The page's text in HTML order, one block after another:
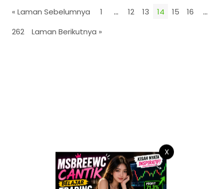
« Laman Sebelumnya 1 … 12 13 14 15 16
…
262
Laman Berikutnya »
X